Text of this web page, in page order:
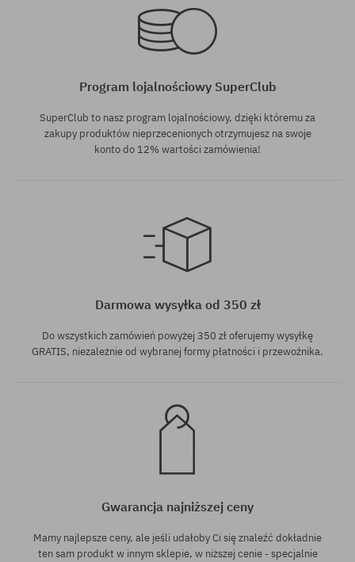
Program lojalnościowy SuperClub
SuperClub to nasz program lojalnościowy, dzięki któremu za
zakupy produktów nieprzecenionych otrzymujesz na swoje
konto do 12% wartości zamówienia!
Darmowa wysyłka od 350 zł
Do wszystkich zamówień powyżej 350 zł oferujemy wysyłkę
GRATIS, niezależnie od wybranej formy płatności i przewoźnika.
Gwarancja najniższej ceny
Mamy najlepsze ceny, ale jeśli udałoby Ci się znaleźć dokładnie
ten sam produkt w innym sklepie, w niższej cenie - specjalnie